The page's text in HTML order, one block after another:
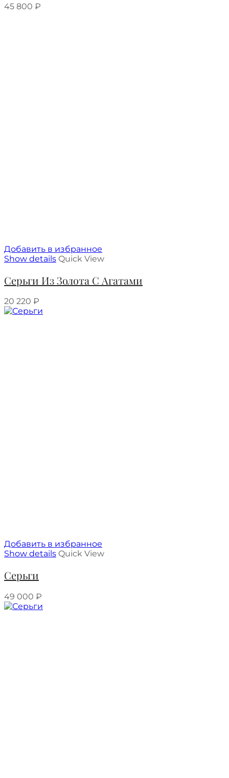
45 800 ₽
Добавить в избранное
Show details Quick View
Серьги Из Золота С Агатами
20 220 ₽
Добавить в избранное
Show details Quick View
Серьги
49 000 ₽